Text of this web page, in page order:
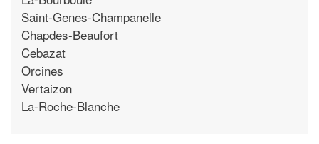
Saint-Genes-Champanelle
Chapdes-Beaufort
Cebazat
Orcines
Vertaizon
La-Roche-Blanche